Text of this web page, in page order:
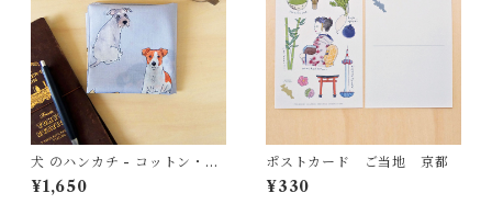
犬 のハンカチ - コットン・す
こし大きめ - スカーフにも
HC12
¥1,650
ポストカード ご当地 京都
¥330